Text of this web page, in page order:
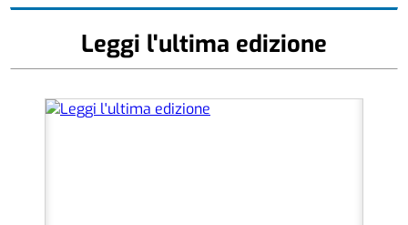
Leggi l'ultima edizione